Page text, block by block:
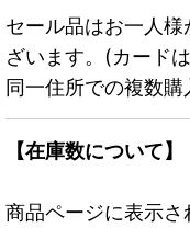
セール品はお一人
ざいます。(カード
同一住所での複数購
【在庫数について】
商品ページに表示